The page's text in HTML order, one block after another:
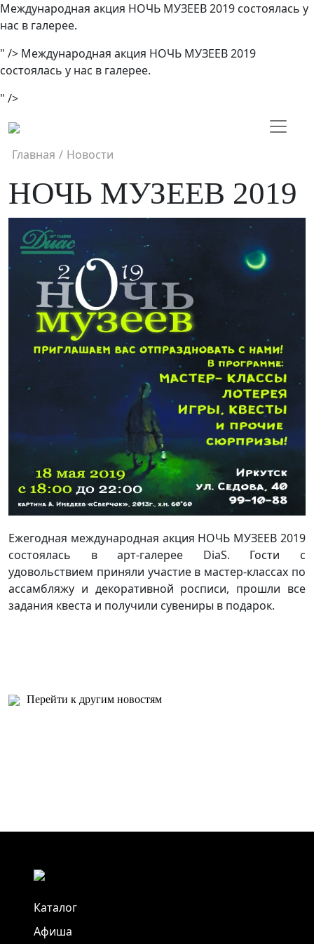
Международная акция НОЧЬ МУЗЕЕВ 2019 состоялась у
нас в галерее.
" /> Международная акция НОЧЬ МУЗЕЕВ 2019
состоялась у нас в галерее.
" />
Главная / Новости
НОЧЬ МУЗЕЕВ 2019
Ежегодная международная акция НОЧЬ МУЗЕЕВ 2019
состоялась в арт-галерее DiaS. Гости с
удовольствием приняли участие в мастер-классах по
ассамбляжу и декоративной росписи, прошли все
задания квеста и получили сувениры в подарок.
Перейти к другим новостям
Каталог
Афиша